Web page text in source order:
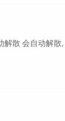
解散 会自动解散,